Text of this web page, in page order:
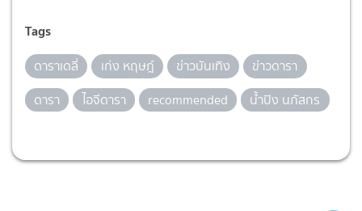
Tags
ดาราเดลี่ เก่ง หฤษฎ์ ข่าวบันเทิง
ข่าวดารา
ดารา
ไอจีดารา recommended น้ำปิง นภัสกร